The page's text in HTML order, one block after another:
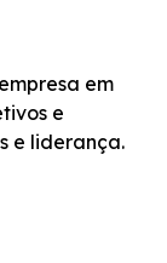
em
e
e liderança.